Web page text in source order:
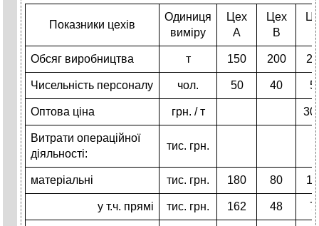
Показники цехів
Одиниця
виміру
Цех
A
Цех
B
Обсяг виробництва т 150 200
Чисельність персоналу чол. 50 40
Оптова ціна грн. / т
Витрати операційної
діяльності:
тис. грн.
матеріальні тис. грн. 180 80
у т.ч. прямі тис. грн. 162 48